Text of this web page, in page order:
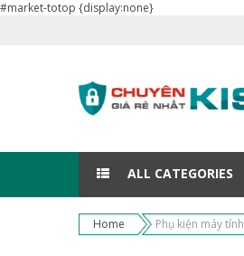
#market-totop {display:none}
ALL CATEGORIES
Home Phụ kiện máy tính